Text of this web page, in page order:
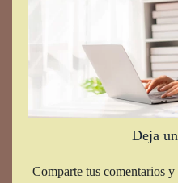
Deja
Comparte tus comentarios